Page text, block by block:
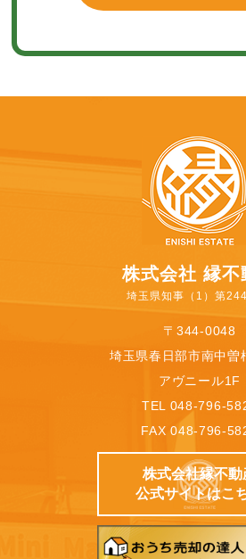
株式会社 縁不
埼玉県知事（1）第
〒344-0048
埼玉県春日部市南中曽
アヴニール1F
TEL 048-796-
FAX 048-796-
株式会社縁不動
公式サイトはこ